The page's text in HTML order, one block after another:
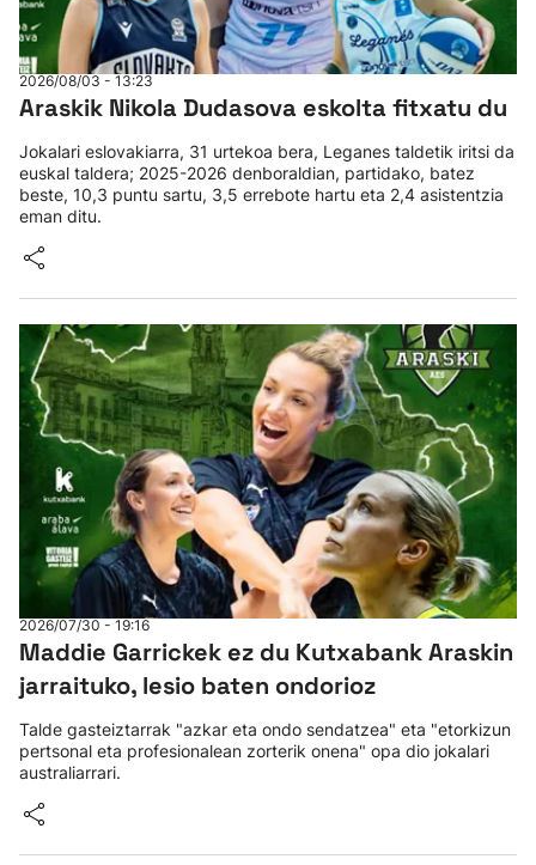
2026/08/03 - 13:23
Araskik Nikola Dudasova eskolta fitxatu du
Jokalari eslovakiarra, 31 urtekoa bera, Leganes taldetik iritsi da
euskal taldera; 2025-2026 denboraldian, partidako, batez
beste, 10,3 puntu sartu, 3,5 errebote hartu eta 2,4 asistentzia
eman ditu.
2026/07/30 - 19:16
Maddie Garrickek ez du Kutxabank Araskin
jarraituko, lesio baten ondorioz
Talde gasteiztarrak "azkar eta ondo sendatzea" eta "etorkizun
pertsonal eta profesionalean zorterik onena" opa dio jokalari
australiarrari.